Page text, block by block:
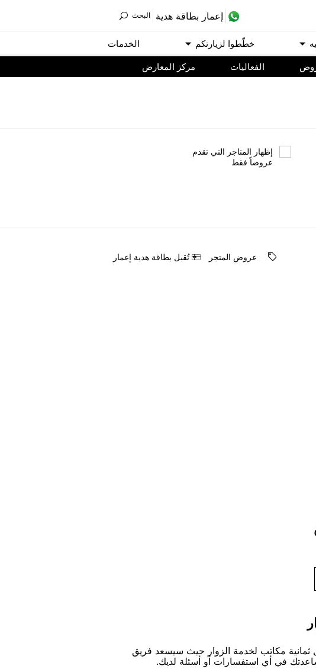
ﺇﻋﻤﺎﺭ ﺑﻄﺎﻗﺔ ﻫﺪﻳﺔ اﻟﺒﺤﺚ
ﺧﻄّﻄﻮا ﻟﺰﻳﺎﺭﺗﻜﻢ اﻟﺨﺪﻣﺎﺕ
اﻟﻔﻌﺎﻟﻴﺎﺕ مركز المعارض
ﺇﻇﻬﺎﺭ اﻟﻤﺘﺎﺟﺮ اﻟﺘﻲ ﺗﻘﺪﻡ
ﻋﺮﻭﺿﺎً ﻓﻘﻂ
ﻋﺮﻭﺽ اﻟﻤﺘﺠﺮ ﺗُﻘﺒﻞ ﺑﻄﺎﻗﺔ ﻫﺪﻳﺔ ﺇﻋﻤﺎﺭ
ﻣﻜﺎﺗﺐ ﻟﺨﺪﻣﺔ اﻟﺰﻭاﺭ ﺣﻴﺚ ﺳﻴﺴﻌﺪ ﻓﺮﻳﻖ
ﻓﻲ ﺃﻱ اﺳﺘﻔﺴﺎﺭاﺕ ﺃﻭ ﺃﺳﺌﻠﺔ ﻟﺪﻳﻚ.